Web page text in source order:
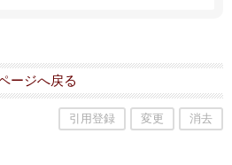
ージへ戻る
引用登録 変更 消去